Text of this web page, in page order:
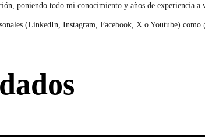
poniendo todo mi conocimiento y años de experiencia a
(LinkedIn, Instagram, Facebook, X o Youtube) como